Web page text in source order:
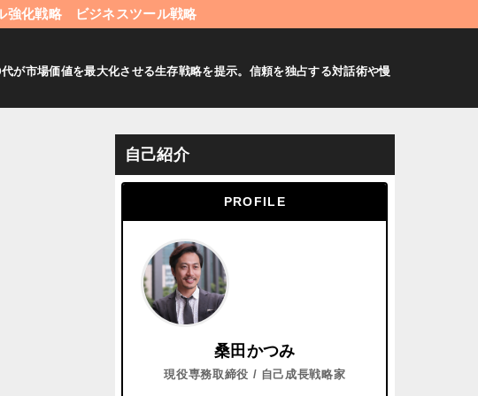
強化戦略 ビジネスツール戦略
市場価値を最大化させる生存戦略を提示。信頼を独占する対話術や慢
自己紹介
PROFILE
桑田かつみ
現役専務取締役 / 自己成長戦略家